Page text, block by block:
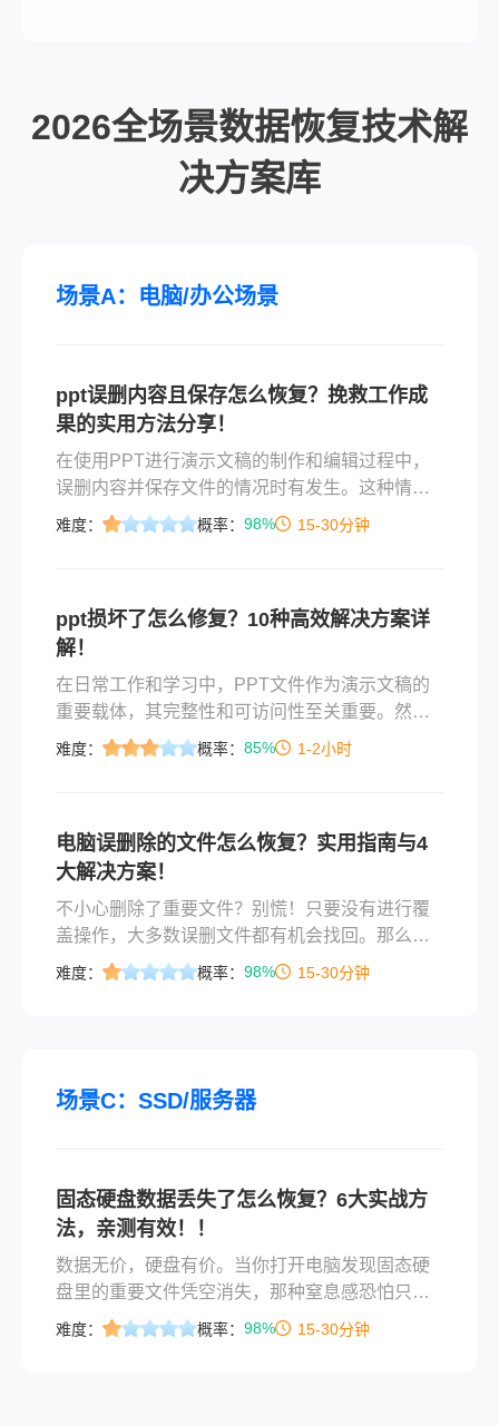
2026全场景数据恢复技术解
决方案库
场景A：电脑/办公场景
ppt误删内容且保存怎么恢复？挽救工作成
果的实用方法分享！
在使用PPT进行演示文稿的制作和编辑过程中，
误删内容并保存文件的情况时有发生。这种情况
可能会让制作者感到焦虑和困扰，因为误删的内
助您挽救工作成果。
难度： 概率： 98% 15-30分钟
ppt损坏了怎么修复？10种高效解决方案详
解！
在日常工作和学习中，PPT文件作为演示文稿的
重要载体，其完整性和可访问性至关重要。然
而，由于意外关闭程序、存储设备故障、病毒感
修复方法，帮助您高效恢复重要文件。
难度： 概率： 85% 1-2小时
电脑误删除的文件怎么恢复？实用指南与4
大解决方案！
不小心删除了重要文件？别慌！只要没有进行覆
盖操作，大多数误删文件都有机会找回。那么电
脑误删除的文件怎么恢复呢？本文将详细介绍几
难度： 概率： 98% 15-30分钟
场景C：SSD/服务器
固态硬盘数据丢失了怎么恢复？6大实战方
法，亲测有效！！
数据无价，硬盘有价。当你打开电脑发现固态硬
盘里的重要文件凭空消失，那种窒息感恐怕只有
经历过的人才懂。固态硬盘数据丢失了怎么恢
难度： 概率： 98% 15-30分钟